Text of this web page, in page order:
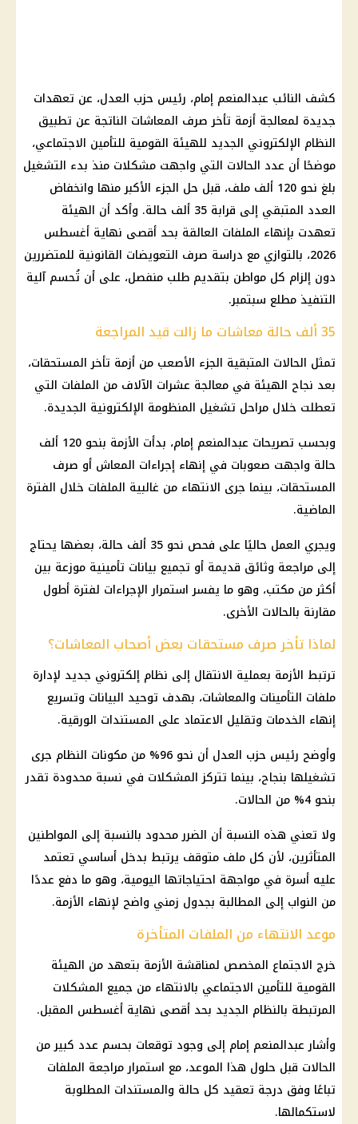
كشف النائب عبدالمنعم إمام، رئيس حزب العدل، عن تعهدات
جديدة لمعالجة أزمة تأخر صرف المعاشات الناتجة عن تطبيق
النظام الإلكتروني الجديد للهيئة القومية للتأمين الاجتماعي،
موضحًا أن عدد الحالات التي واجهت مشكلات منذ بدء التشغيل
بلغ نحو 120 ألف ملف، قبل حل الجزء الأكبر منها وانخفاض
العدد المتبقي إلى قرابة 35 ألف حالة. وأكد أن الهيئة
تعهدت بإنهاء الملفات العالقة بحد أقصى نهاية أغسطس
2026، بالتوازي مع دراسة صرف التعويضات القانونية للمتضررين
دون إلزام كل مواطن بتقديم طلب منفصل، على أن تُحسم آلية
التنفيذ مطلع سبتمبر.
35 ألف حالة معاشات ما زالت قيد المراجعة
تمثل الحالات المتبقية الجزء الأصعب من أزمة تأخر المستحقات،
بعد نجاح الهيئة في معالجة عشرات الآلاف من الملفات التي
تعطلت خلال مراحل تشغيل المنظومة الإلكترونية الجديدة.
وبحسب تصريحات عبدالمنعم إمام، بدأت الأزمة بنحو 120 ألف
حالة واجهت صعوبات في إنهاء إجراءات المعاش أو صرف
المستحقات، بينما جرى الانتهاء من غالبية الملفات خلال الفترة
الماضية.
ويجري العمل حاليًا على فحص نحو 35 ألف حالة، بعضها يحتاج
إلى مراجعة وثائق قديمة أو تجميع بيانات تأمينية موزعة بين
أكثر من مكتب، وهو ما يفسر استمرار الإجراءات لفترة أطول
مقارنة بالحالات الأخرى.
لماذا تأخر صرف مستحقات بعض أصحاب المعاشات؟
ترتبط الأزمة بعملية الانتقال إلى نظام إلكتروني جديد لإدارة
ملفات التأمينات والمعاشات، بهدف توحيد البيانات وتسريع
إنهاء الخدمات وتقليل الاعتماد على المستندات الورقية.
وأوضح رئيس حزب العدل أن نحو 96% من مكونات النظام جرى
تشغيلها بنجاح، بينما تتركز المشكلات في نسبة محدودة تقدر
بنحو 4% من الحالات.
ولا تعني هذه النسبة أن الضرر محدود بالنسبة إلى المواطنين
المتأثرين، لأن كل ملف متوقف يرتبط بدخل أساسي تعتمد
عليه أسرة في مواجهة احتياجاتها اليومية، وهو ما دفع عددًا
من النواب إلى المطالبة بجدول زمني واضح لإنهاء الأزمة.
موعد الانتهاء من الملفات المتأخرة
خرج الاجتماع المخصص لمناقشة الأزمة بتعهد من الهيئة
القومية للتأمين الاجتماعي بالانتهاء من جميع المشكلات
المرتبطة بالنظام الجديد بحد أقصى نهاية أغسطس المقبل.
وأشار عبدالمنعم إمام إلى وجود توقعات بحسم عدد كبير من
الحالات قبل حلول هذا الموعد، مع استمرار مراجعة الملفات
تباعًا وفق درجة تعقيد كل حالة والمستندات المطلوبة
لاستكمالها.